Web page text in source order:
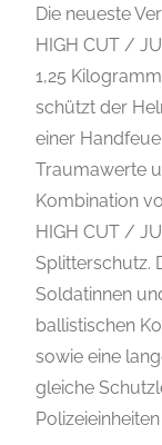
Die neueste
HIGH CUT /
1,25
schützt der
einer
Traumawerte
Kombination
HIGH CUT /
Splitterschutz.
Soldatinnen
ballistischen
sowie eine
gleiche